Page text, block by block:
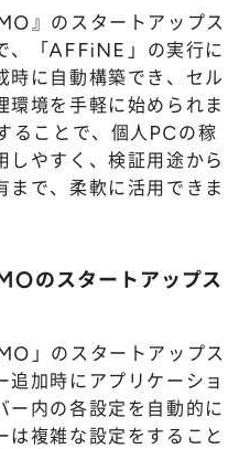
』のスタートアップス
、「AFFiNE」の実行に
時に自動構築でき、セル
環境を手軽に始められま
ることで、個人PCの稼
しやすく、検証用途から
まで、柔軟に活用できま
のスタートアップス
」のスタートアップス
追加時にアプリケーショ
ー内の各設定を自動的に
は複雑な設定をすること